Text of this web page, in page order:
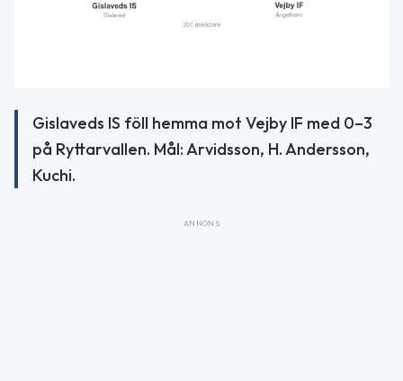
Gislaveds IS föll hemma mot Vejby IF med 0–3
på Ryttarvallen. Mål: Arvidsson, H. Andersson,
Kuchi.
ANNONS